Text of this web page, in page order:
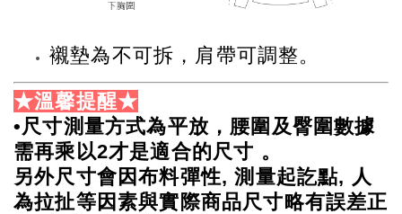
襯墊為不可拆，肩帶可調整。
★溫馨提醒★
•尺寸測量方式為平放，腰圍及臀圍數據
需再乘以2才是適合的尺寸 。
另外尺寸會因布料彈性, 測量起訖點, 人
為拉扯等因素與實際商品尺寸略有誤差正